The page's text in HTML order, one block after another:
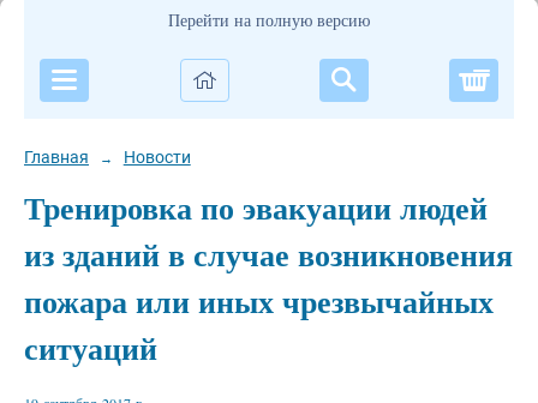
Перейти на полную версию
Главная → Новости
Тренировка по эвакуации людей
из зданий в случае возникновения
пожара или иных чрезвычайных
ситуаций